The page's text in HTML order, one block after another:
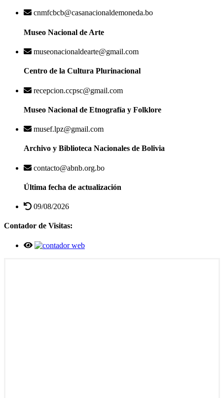
cnmfcbcb@casanacionaldemoneda.bo
Museo Nacional de Arte
museonacionaldearte@gmail.com
Centro de la Cultura Plurinacional
recepcion.ccpsc@gmail.com
Museo Nacional de Etnografía y Folklore
musef.lpz@gmail.com
Archivo y Biblioteca Nacionales de Bolivia
contacto@abnb.org.bo
Última fecha de actualización
09/08/2026
Contador de Visitas: